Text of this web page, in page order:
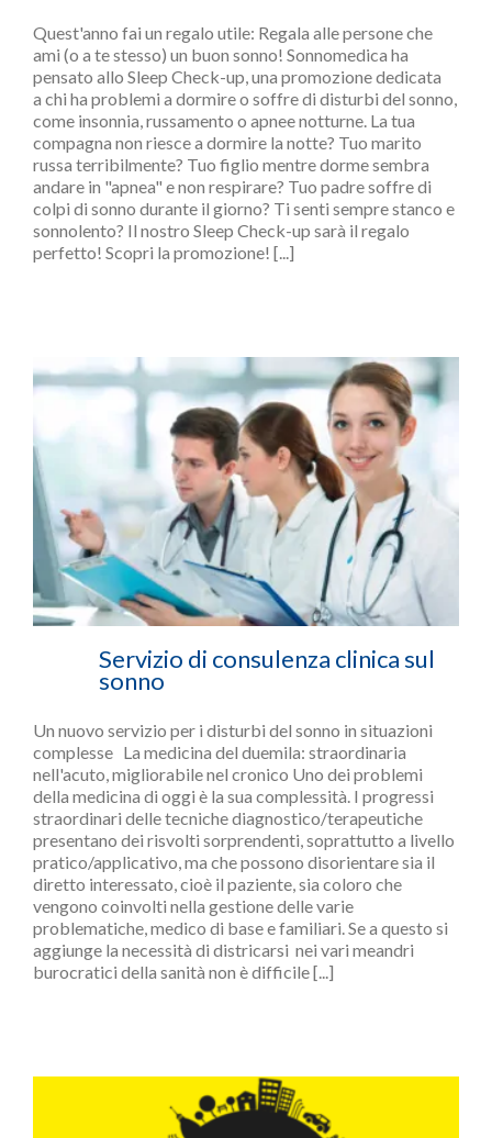
Quest'anno fai un regalo utile: Regala alle persone che
ami (o a te stesso) un buon sonno! Sonnomedica ha
pensato allo Sleep Check-up, una promozione dedicata
a chi ha problemi a dormire o soffre di disturbi del sonno,
come insonnia, russamento o apnee notturne. La tua
compagna non riesce a dormire la notte? Tuo marito
russa terribilmente? Tuo figlio mentre dorme sembra
andare in "apnea" e non respirare? Tuo padre soffre di
colpi di sonno durante il giorno? Ti senti sempre stanco e
sonnolento? Il nostro Sleep Check-up sarà il regalo
perfetto! Scopri la promozione! [...]
Servizio di consulenza clinica sul
sonno
Un nuovo servizio per i disturbi del sonno in situazioni
complesse La medicina del duemila: straordinaria
nell'acuto, migliorabile nel cronico Uno dei problemi
della medicina di oggi è la sua complessità. I progressi
straordinari delle tecniche diagnostico/terapeutiche
presentano dei risvolti sorprendenti, soprattutto a livello
pratico/applicativo, ma che possono disorientare sia il
diretto interessato, cioè il paziente, sia coloro che
vengono coinvolti nella gestione delle varie
problematiche, medico di base e familiari. Se a questo si
aggiunge la necessità di districarsi nei vari meandri
burocratici della sanità non è difficile [...]